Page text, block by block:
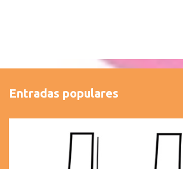
Entradas populares